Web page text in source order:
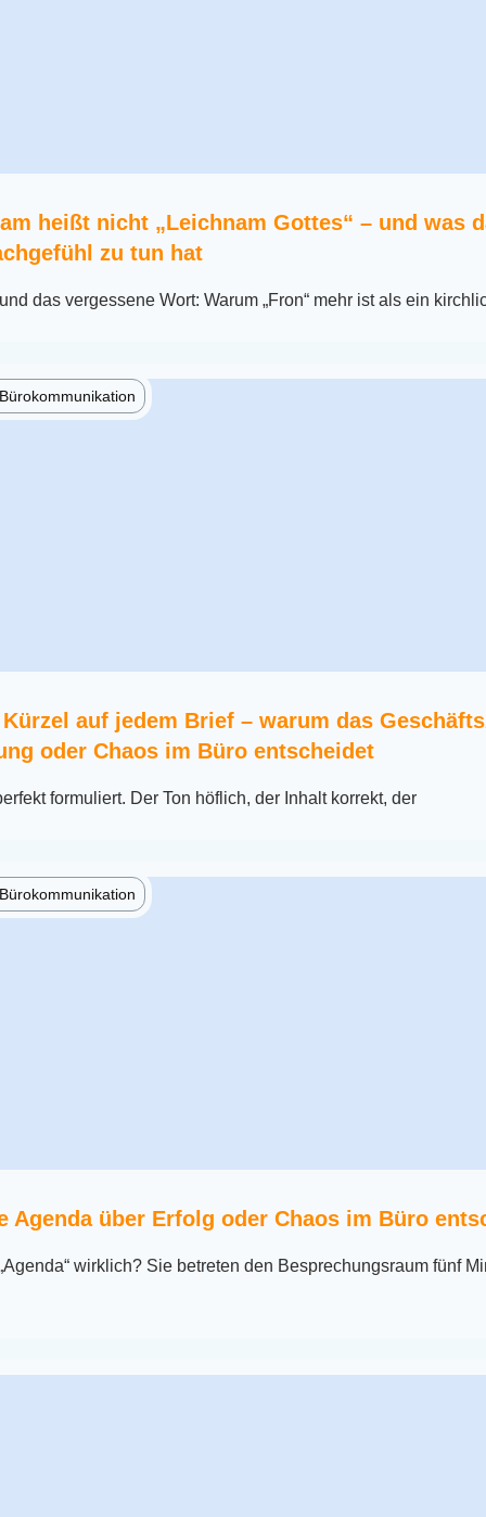
heißt nicht „Leichnam Gottes“ – und was
zu tun hat
das vergessene Wort: Warum „Fron“ mehr ist als ein
auf jedem Brief – warum das
oder Chaos im Büro entscheidet
formuliert. Der Ton höflich, der Inhalt korrekt, der
Agenda über Erfolg oder Chaos im Büro
wirklich? Sie betreten den Besprechungsraum fünf